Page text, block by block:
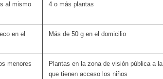
al mismo
4 o más plantas
en el
Más de 50 g en el domicilio
menores
Plantas en la zona de visión pública a la
que tienen acceso los niños